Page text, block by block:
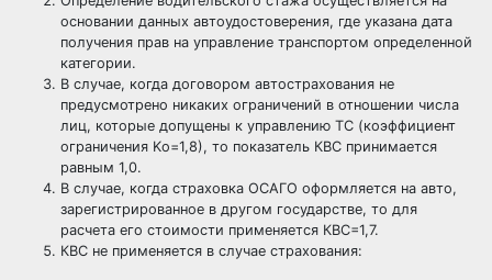
основании данных автоудостоверения, где указана дата
получения прав на управление транспортом определенной
категории.
В случае, когда договором автострахования не
предусмотрено никаких ограничений в отношении числа
лиц, которые допущены к управлению ТС (коэффициент
ограничения Kо=1,8), то показатель КВС принимается
равным 1,0.
В случае, когда страховка ОСАГО оформляется на авто,
зарегистрированное в другом государстве, то для
расчета его стоимости применяется КВС=1,7.
КВС не применяется в случае страхования: